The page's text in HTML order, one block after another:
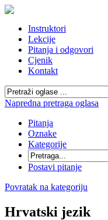
Instruktori
Lekcije
Pitanja i odgovori
Cjenik
Kontakt
Napredna pretraga oglasa
Pitanja
Oznake
Kategorije
Postavi pitanje
Povratak na kategoriju
Hrvatski jezik